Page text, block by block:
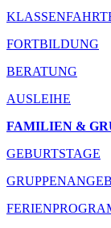
FORTBILDUNG
BERATUNG
AUSLEIHE
FAMILIEN &
GEBURTSTAGE